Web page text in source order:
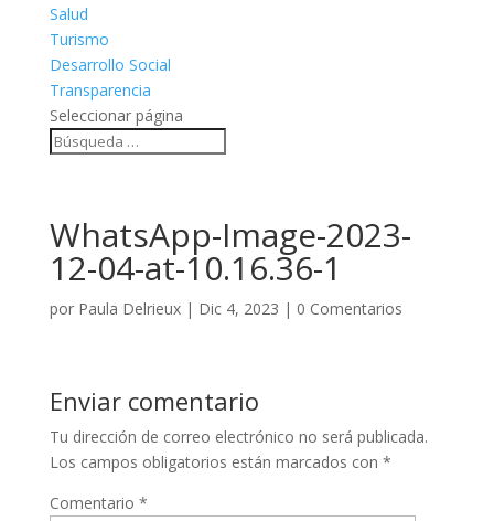
Salud
Turismo
Desarrollo Social
Transparencia
Seleccionar página
WhatsApp-Image-2023-
12-04-at-10.16.36-1
por Paula Delrieux| Dic 4, 2023 | 0 Comentarios
Enviar comentario
Tu dirección de correo electrónico no será publicada.
Los campos obligatorios están marcados con *
Comentario *